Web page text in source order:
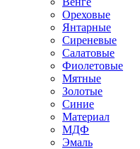
Ореховые
Янтарные
Сиреневые
Салатовые
Фиолетовые
Мятные
Золотые
Синие
Материал
МДФ
Эмаль